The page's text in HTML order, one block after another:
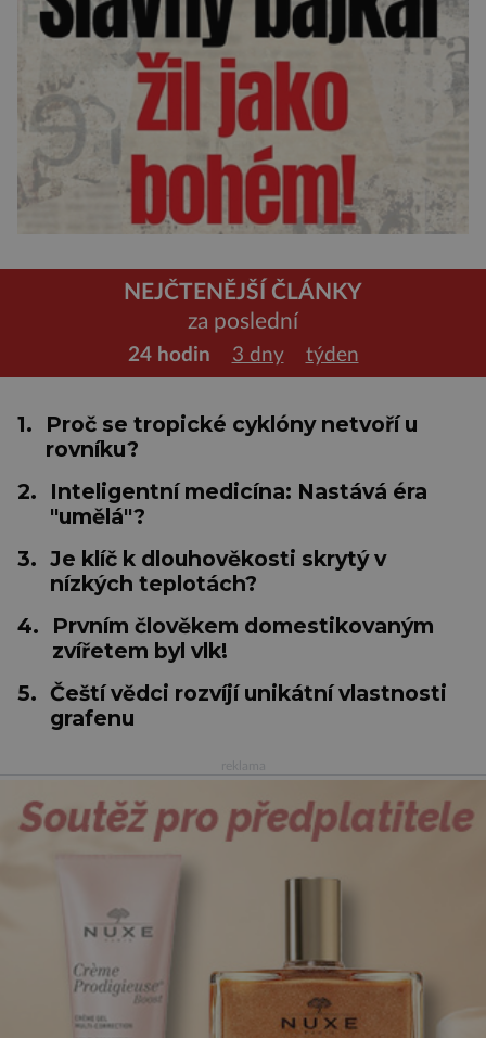
NEJČTENĚJŠÍ ČLÁNKY
za poslední
24 hodin 3 dny týden
1.
Proč se tropické cyklóny netvoří u
rovníku?
2.
Inteligentní medicína: Nastává éra
"umělá"?
3. Je klíč k dlouhověkosti skrytý v
nízkých teplotách?
4.
Prvním člověkem domestikovaným
zvířetem byl vlk!
5. Čeští vědci rozvíjí unikátní vlastnosti
grafenu